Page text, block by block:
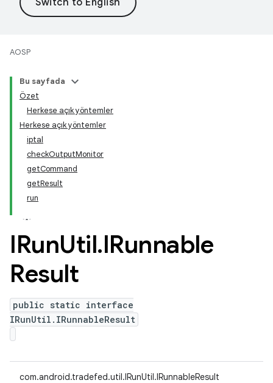
AOSP
Bu sayfada
Özet
Herkese açık yöntemler
Herkese açık yöntemler
iptal
checkOutputMonitor
getCommand
getResult
run
IRunUtil.IRunnable
Result
public static interface
IRunUtil.IRunnableResult
com.android.tradefed.util.IRunUtil.IRunnableResult